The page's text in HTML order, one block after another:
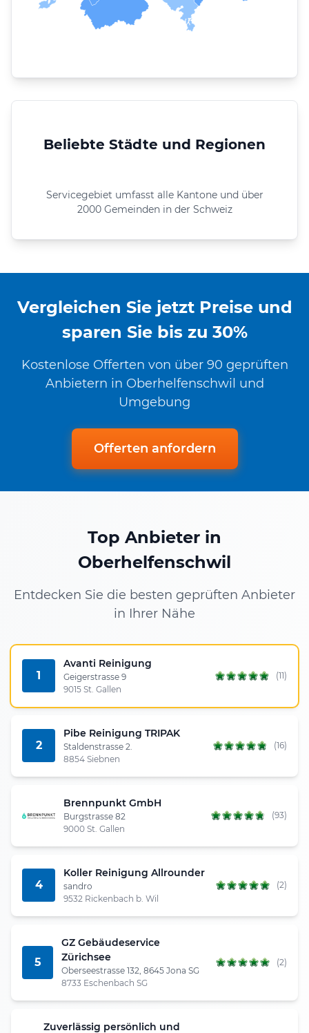
Beliebte Städte und Regionen
Servicegebiet umfasst alle Kantone und über
2000 Gemeinden in der Schweiz
Vergleichen Sie jetzt Preise und
sparen Sie bis zu 30%
Kostenlose Offerten von über 90 geprüften
Anbietern in Oberhelfenschwil und
Umgebung
Offerten anfordern
Top Anbieter in
Oberhelfenschwil
Entdecken Sie die besten geprüften Anbieter
in Ihrer Nähe
1
Avanti Reinigung
Geigerstrasse 9
9015 St. Gallen
(11)
2
Pibe Reinigung TRIPAK
Staldenstrasse 2.
8854 Siebnen
(16)
Brennpunkt GmbH
Burgstrasse 82
9000 St. Gallen
(93)
4
Koller Reinigung Allrounder
sandro
9532 Rickenbach b. Wil
(2)
5
GZ Gebäudeservice
Zürichsee
Oberseestrasse 132, 8645 Jona SG
8733 Eschenbach SG
(2)
Zuverlässig persönlich und